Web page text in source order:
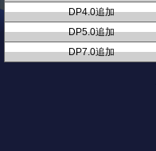
DP4.0追加
DP5.0追加
DP7.0追加